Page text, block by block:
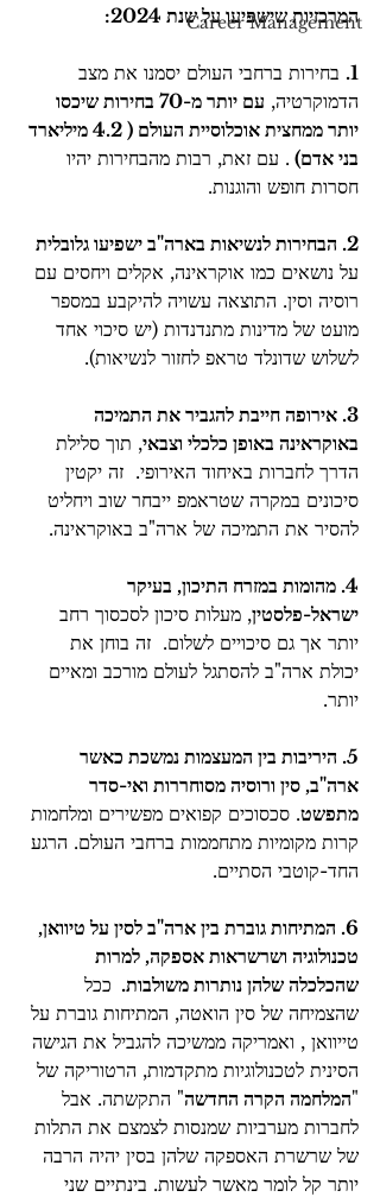
Career Management
המרכזיות שישפיעו על שנת 2024:
1. בחירות ברחבי העולם יסמנו את מצב
הדמוקרטיה,
עם יותר מ-70 בחירות שיכסו
יותר ממחצית אוכלוסיית העולם ( 4.2 מיליארד
בני אדם) . עם זאת, רבות מהבחירות יהיו
חסרות חופש והוגנות.
2. הבחירות לנשיאות בארה"ב ישפיעו גלובלית
על נושאים כמו אוקראינה, אקלים ויחסים עם
רוסיה וסין. התוצאה עשויה להיקבע במספר
מועט של מדינות מתנדנדות (יש סיכוי אחד
לשלוש שדונלד טראפ לחזור לנשיאות).
3. אירופה חייבת להגביר את התמיכה
באוקראינה באופן כלכלי וצבאי, תוך סלילת
הדרך לחברות באיחוד האירופי.  זה יקטין
סיכונים במקרה שטראמפ ייבחר שוב ויחליט
להסיר את התמיכה של ארה"ב באוקראינה.
4. מהומות במזרח התיכון, בעיקר
ישראל-פלסטין, מעלות סיכון לסכסוך רחב
יותר אך גם סיכויים לשלום.  זה בוחן את
יכולת ארה"ב להסתגל לעולם מורכב ומאיים
יותר.
5. היריבות בין המעצמות נמשכת כאשר
ארה"ב, סין ורוסיה מסוחררות ואי-סדר
מתפשט. סכסוכים קפואים מפשירים ומלחמות
קרות מקומיות מתחממות ברחבי העולם. הרגע
החד-קוטבי הסתיים.
6. המתיחות גוברת בין ארה"ב לסין על טיוואן,
טכנולוגיה ושרשראות אספקה, למרות
שהכלכלה שלהן נותרות משולבות. ככל
שהצמיחה של סין הואטה, המתיחות גוברת על
טייוואן , ואמריקה ממשיכה להגביל את הגישה
הסינית לטכנולוגיות מתקדמות, הרטוריקה של
"המלחמה הקרה החדשה" התקשתה. אבל
לחברות מערביות שמנסות לצמצם את התלות
של שרשרת האספקה ​​שלהן בסין יהיה הרבה
יותר קל לומר מאשר לעשות. בינתיים שני